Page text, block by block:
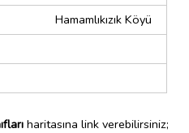
Hamamlıkızık Köyü
haritasına link verebilirsiniz;